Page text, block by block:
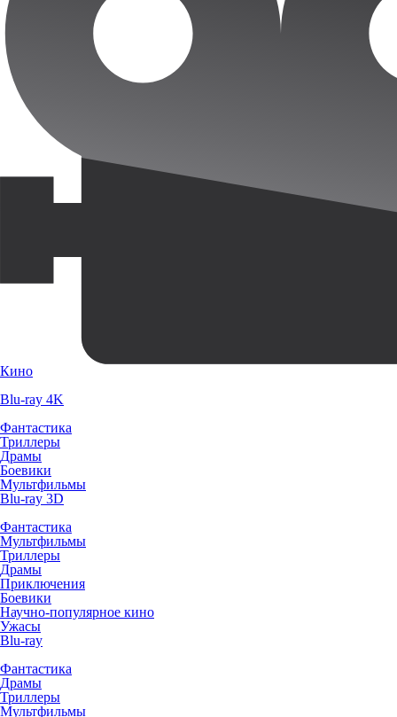
Кино
Blu-ray 4K
Фантастика
Триллеры
Драмы
Боевики
Мультфильмы
Blu-ray 3D
Фантастика
Мультфильмы
Триллеры
Драмы
Приключения
Боевики
Научно-популярное кино
Ужасы
Blu-ray
Фантастика
Драмы
Триллеры
Мультфильмы